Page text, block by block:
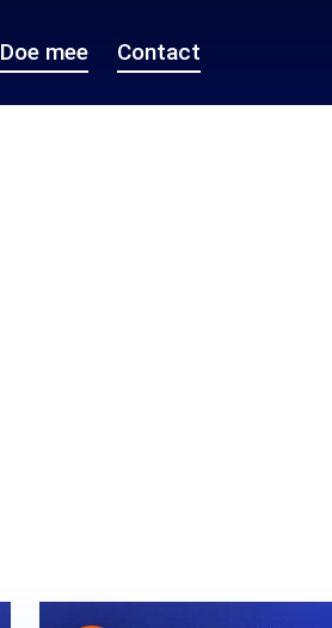
Doe mee Contact